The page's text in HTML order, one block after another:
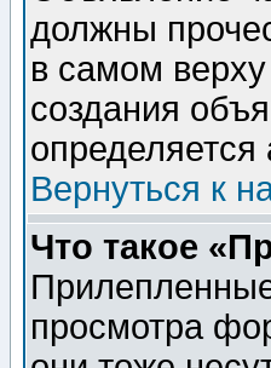
должны
в самом
создания
Вернуться к
Что такое
просмотра